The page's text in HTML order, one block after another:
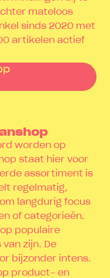
mateloos
sinds 2020 met
artikelen actief
worden op
staat hier voor
assortiment is
regelmatig,
langdurig focus
of categorieën.
populaire
zijn. De
bijzonder intens.
product- en